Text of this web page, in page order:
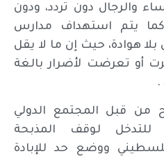
والرجال دون تردد، ودون
يتم استهداف مدارس
بلا هوادة، حيث إن ما لا يقل
أو تعرضت لأضرار بالغة
.
قبل المجتمع الدولي
لوقف المذبحة
ووضع حد للإبادة